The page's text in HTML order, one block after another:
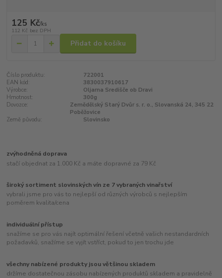
125 Kč/ks
112 Kč bez DPH
Přidat do košíku
Číslo produktu:
722001
EAN kód:
3830037910617
Výrobce:
Oljarna Središče ob Dravi
Hmotnost:
300g
Dovozce:
Zemědělský Starý Dvůr s. r. o., Slovanská 24, 345 22
Poběžovice
Země původu:
Slovinsko
zvýhodněná doprava
stačí objednat za 1.000 Kč a máte dopravné za 79 Kč
široký sortiment slovinských vín ze 7 vybraných vinařství
vybrali jsme pro vás to nejlepší od různých výrobců s nejlepším
poměrem kvalita/cena
individuální přístup
snažíme se pro vás najít optimální řešení včetně vašich nestandardních
požadavků, snažíme se vyjít vstříct, pokud to jen trochu jde
všechny nabízené produkty jsou většinou skladem
držíme dostatečnou zásobu nabízených produktů skladem a pravidelně